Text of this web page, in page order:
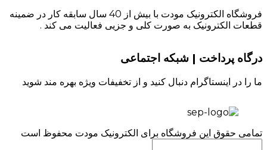
فروشگاه الکترونیک مودت با بیش از 40 سال سابقه کار در ضمینه
قطعات الکترونیک به صورت کلی و جزیی فعالیت می کند .
درگاه پرداخت | شبکه اجتماعی
ما را در اینستاگرام دنبال کنید و از تخفیفات ویژه بهره مند شوید
تمامی حقوق این فروشگاه برای الکترونیک مودت محفوظ است